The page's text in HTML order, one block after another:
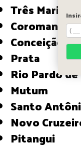
Três Marias
Coromandel
Conceição
Prata
Rio Pardo
Mutum
Santo
Novo
Pitangui